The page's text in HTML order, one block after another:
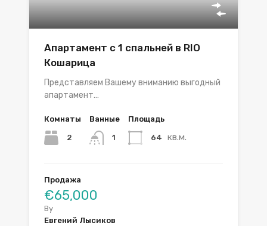
Апартамент с 1 спальней в RIO
Кошарица
Представляем Вашему вниманию выгодный
апартамент…
Комнаты
2
Ванные
1
Площадь
64 кв.м.
Продажа
€65,000
By
Евгений Лысиков